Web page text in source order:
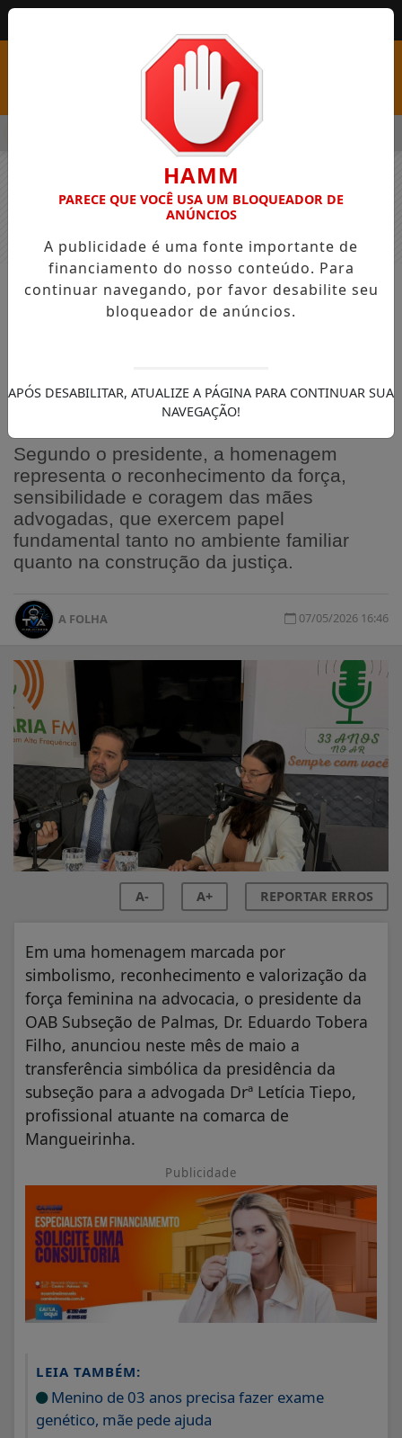
COM VAGAS EM SEIS FUNÇÕES E SALÁRIOS QUE CHEGAM A
NOTÍCIAS GERAL
Em gesto histórico no Mês das
presidência à advogada Letícia
Segundo o presidente, a homenagem
representa o reconhecimento da força,
sensibilidade e coragem das mães
advogadas, que exercem papel
fundamental tanto no ambiente familiar
quanto na construção da justiça.
A FOLHA 07/05/2026 16:46
A- A+ REPORTAR ERROS
Em uma homenagem marcada por
simbolismo, reconhecimento e valorização da
força feminina na advocacia, o presidente da
OAB Subseção de Palmas, Dr. Eduardo Tobera
Filho, anunciou neste mês de maio a
transferência simbólica da presidência da
subseção para a advogada Drª Letícia Tiepo,
profissional atuante na comarca de
Mangueirinha.
Publicidade
LEIA TAMBÉM:
Menino de 03 anos precisa fazer exame
genético, mãe pede ajuda
HAMM
PARECE QUE VOCÊ USA UM BLOQUEADOR DE
ANÚNCIOS
A publicidade é uma fonte importante de
financiamento do nosso conteúdo. Para
continuar navegando, por favor desabilite seu
bloqueador de anúncios.
APÓS DESABILITAR, ATUALIZE A PÁGINA PARA CONTINUAR SUA
NAVEGAÇÃO!